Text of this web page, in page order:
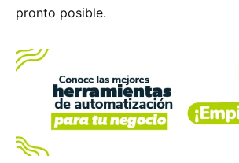
pronto posible.